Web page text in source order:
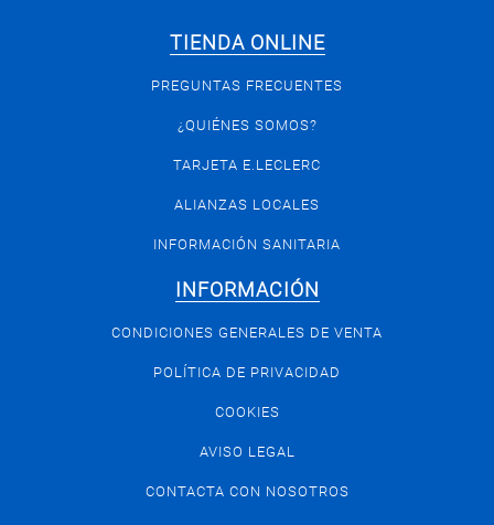
TIENDA ONLINE
PREGUNTAS FRECUENTES
¿QUIÉNES SOMOS?
TARJETA E.LECLERC
ALIANZAS LOCALES
INFORMACIÓN SANITARIA
INFORMACIÓN
CONDICIONES GENERALES DE VENTA
POLÍTICA DE PRIVACIDAD
COOKIES
AVISO LEGAL
CONTACTA CON NOSOTROS